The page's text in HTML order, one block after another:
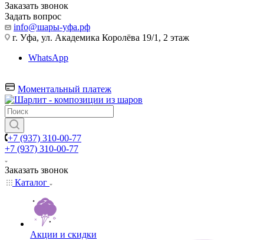
Заказать звонок
Задать вопрос
info@шары-уфа.рф
г. Уфа, ул. Академика Королёва 19/1, 2 этаж
WhatsApp
Моментальный платеж
+7 (937) 310-00-77
+7 (937) 310-00-77
Заказать звонок
Каталог
Акции и скидки